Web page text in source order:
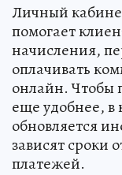
Личный
помогает
начисления,
оплачивать
онлайн. Чтобы
еще удобнее,
обновляется
зависят сроки
платежей.